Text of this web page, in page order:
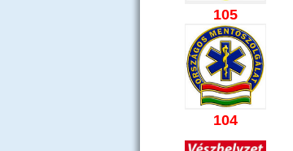
105
104